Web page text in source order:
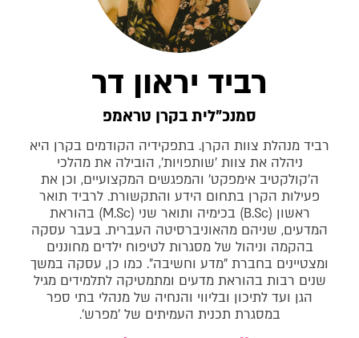
רביד יראון דר
סמנכ"לית בקרן טראמפ
רביד מנהלת צוות הקרן. בתפקידיה הקודמים בקרן היא
ניהלה את צוות 'שותפויות', הובילה את מהלכי
ה'קולקטיב אימפקט' והמפגשים המקצועיים, וכן את
פעילות הקרן בתחום הידע והתקשורת. לרביד תואר
ראשון (B.Sc) בכימיה ותואר שני (M.Sc) בהוראת
המדעים, שניהם מהאוניברסיטה העברית. בעבר עסקה
בהקמה וניהול של מסגרות לטיפוח ילדים מחוננים
ומצטיינים בחברת "מדע וחשיבה". כמו כן, עסקה במשך
שנים רבות בהוראת מדעים ומתמטיקה לתלמידים מגיל
הגן ועד לתיכון ובליווי והנחיה של מנהלי בתי ספר
במסגרת תכנית העמיתים של 'מפרש'.